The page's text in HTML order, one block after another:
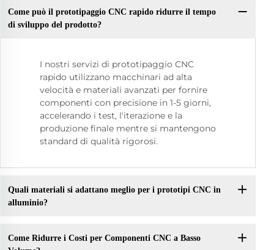
Come può il prototipaggio CNC rapido ridurre il tempo
di sviluppo del prodotto?
I nostri servizi di prototipaggio CNC
rapido utilizzano macchinari ad alta
velocità e materiali avanzati per fornire
componenti con precisione in 1-5 giorni,
accelerando i test, l'iterazione e la
produzione finale mentre si mantengono
standard di qualità rigorosi.
Quali materiali si adattano meglio per i prototipi CNC in
alluminio?
Come Ridurre i Costi per Componenti CNC a Basso